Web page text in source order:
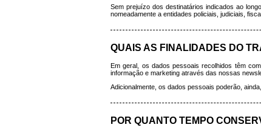
Sem prejuízo dos destinatários indicados ao
nomeadamente a entidades policiais, judiciais,
QUAIS AS FINALIDADES DO
Em geral, os dados pessoais recolhidos têm
informação e marketing através das nossas
Adicionalmente, os dados pessoais poderão,
POR QUANTO TEMPO